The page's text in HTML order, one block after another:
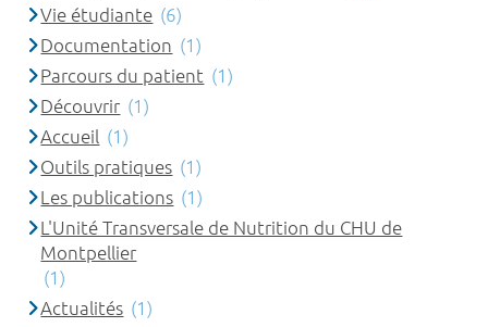
Vie étudiante (6)
Documentation (1)
Parcours du patient (1)
Découvrir (1)
Accueil (1)
Outils pratiques (1)
Les publications (1)
L'Unité Transversale de Nutrition du CHU de
Montpellier
(1)
Actualités (1)